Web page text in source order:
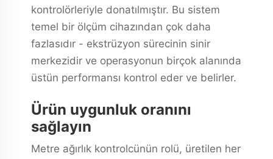
kontrolörleriyle donatılmıştır. Bu sistem
temel bir ölçüm cihazından çok daha
fazlasıdır - ekstrüzyon sürecinin sinir
merkezidir ve operasyonun birçok alanında
üstün performansı kontrol eder ve belirler.
Ürün uygunluk oranını
sağlayın
Metre ağırlık kontrolcünün rolü, üretilen her